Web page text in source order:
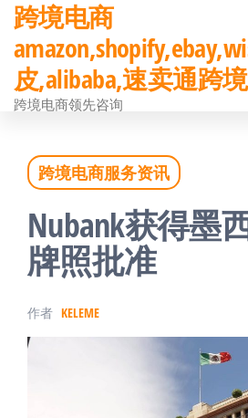
前
往
内
跨境电商
皮,alibaba,速卖通跨
跨境电商领先咨询
跨境电商服务资讯
Nubank获得墨
牌照批准
作者 KELEME